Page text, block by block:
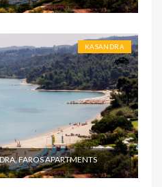
KASANDRA
FAROS APARTMENTS